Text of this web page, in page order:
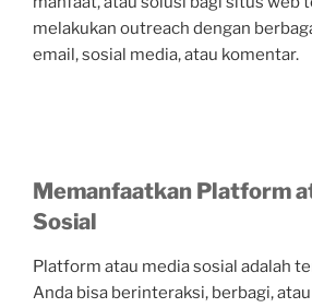
melakukan outreach dengan
email, sosial media, atau komentar.
Memanfaatkan Platform
Sosial
Platform atau media sosial adalah
Anda bisa berinteraksi, berbagi,